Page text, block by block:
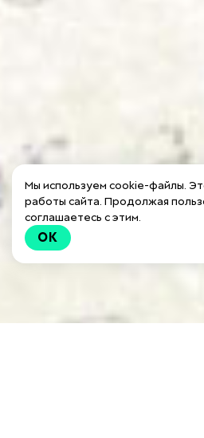
Мы используем cookie-файлы.
работы сайта. Продолжая
соглашаетесь с этим.
OK